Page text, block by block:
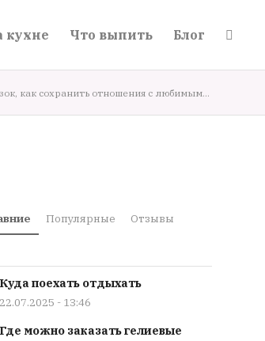
кухне Что выпить Блог
как сохранить отношения с любимым...
Популярные Отзывы
Куда поехать отдыхать
22.07.2025 - 13:46
Где можно заказать гелиевые